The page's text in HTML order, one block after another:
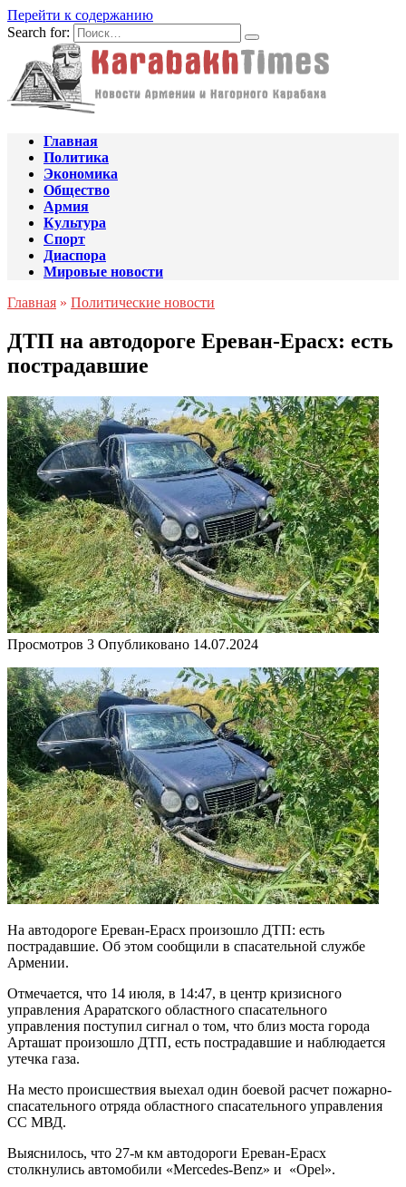
Перейти к содержанию
Search for:
Главная
Политика
Экономика
Общество
Армия
Культура
Спорт
Диаспора
Мировые новости
Главная » Политические новости
ДТП на автодороге Ереван-Ерасх: есть
пострадавшие
Просмотров 3 Опубликовано 14.07.2024
На автодороге Ереван-Ерасх произошло ДТП: есть
пострадавшие. Об этом сообщили в спасательной службе
Армении.
Отмечается, что 14 июля, в 14:47, в центр кризисного
управления Араратского областного спасательного
управления поступил сигнал о том, что близ моста города
Арташат произошло ДТП, есть пострадавшие и наблюдается
утечка газа.
На место происшествия выехал один боевой расчет пожарно-
спасательного отряда областного спасательного управления
СС МВД.
Выяснилось, что 27-м км автодороги Ереван-Ерасх
столкнулись автомобили «Mercedes-Benz» и «Opel».